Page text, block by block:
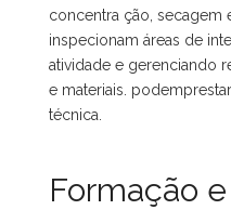
concentra ção, secagem
inspecionam áreas de
atividade e gerenciando
e materiais.
técnica.
Formação